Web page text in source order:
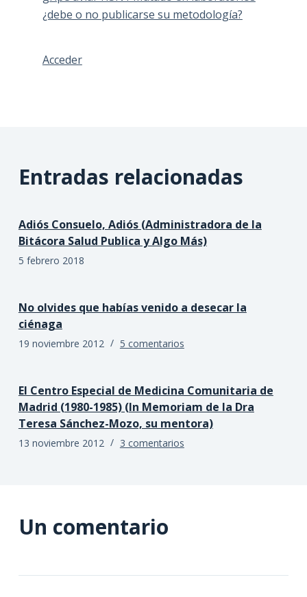
¿debe o no publicarse su metodología?
Acceder
Entradas relacionadas
Adiós Consuelo, Adiós (Administradora de la
Bitácora Salud Publica y Algo Más)
5 febrero 2018
No olvides que habías venido a desecar la
ciénaga
19 noviembre 2012 5 comentarios
El Centro Especial de Medicina Comunitaria de
Madrid (1980-1985) (In Memoriam de la Dra
Teresa Sánchez-Mozo, su mentora)
13 noviembre 2012 3 comentarios
Un comentario